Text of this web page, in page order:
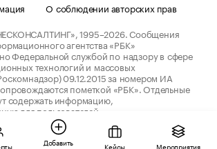
О соблюдении авторских прав
1995–2026.Сообщения
агентства «РБК»
Федеральной службой по надзору в сфере
технологий и массовых
09.12.2015 за номером ИА
пометкой «РБК». Отдельные
содержать информацию,
для пользователей
Добавить Кейсы Мероприятия